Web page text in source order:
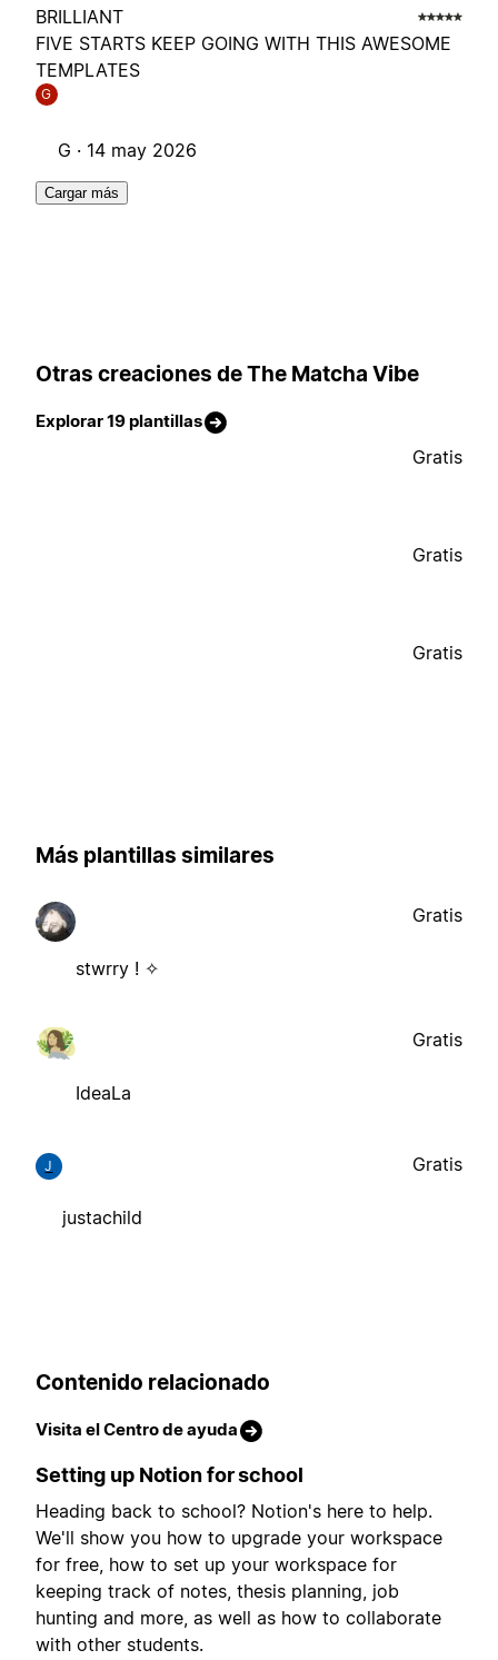
BRILLIANT
FIVE STARTS KEEP GOING WITH THIS AWESOME
TEMPLATES
G
G · 14 may 2026
Cargar más
Otras creaciones de The Matcha Vibe
Explorar 19 plantillas
Gratis
Gratis
Gratis
Más plantillas similares
stwrry ! ✧
Gratis
IdeaLa
Gratis
J
justachild
Gratis
Contenido relacionado
Visita el Centro de ayuda
Setting up Notion for school
Heading back to school? Notion's here to help.
We'll show you how to upgrade your workspace
for free, how to set up your workspace for
keeping track of notes, thesis planning, job
hunting and more, as well as how to collaborate
with other students.